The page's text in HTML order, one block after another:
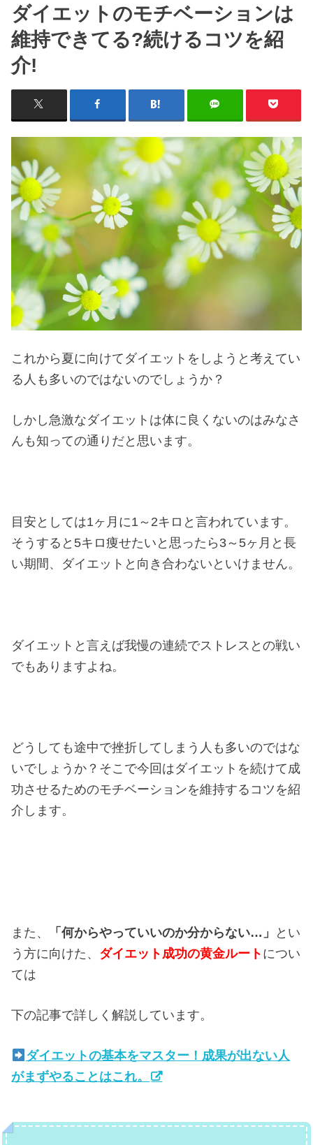
ダイエットのモチベーションは
維持できてる?続けるコツを紹
介!
これから夏に向けてダイエットをしようと考えてい
る人も多いのではないのでしょうか？
しかし急激なダイエットは体に良くないのはみなさ
んも知っての通りだと思います。
目安としては1ヶ月に1～2キロと言われています。
そうすると5キロ痩せたいと思ったら3～5ヶ月と長
い期間、ダイエットと向き合わないといけません。
ダイエットと言えば我慢の連続でストレスとの戦い
でもありますよね。
どうしても途中で挫折してしまう人も多いのではな
いでしょうか？そこで今回はダイエットを続けて成
功させるためのモチベーションを維持するコツを紹
介します。
また、 「何からやっていいのか分からない…」
とい
う方に向けた、 ダイエット成功の黄金ルート につい
ては
下の記事で詳しく解説しています。
ダイエットの基本をマスター！成果が出ない人
がまずやることはこれ。